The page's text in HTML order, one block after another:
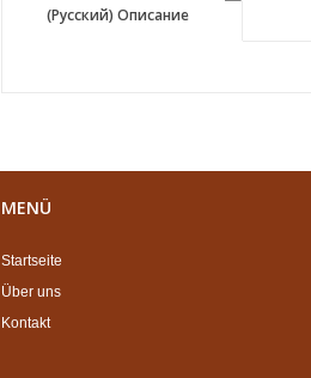
(Русский) Описание
(Русский) Описание
MENÜ
Startseite
Über uns
Kontakt